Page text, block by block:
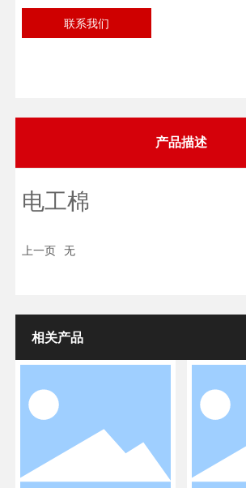
联系我们
产品描述
电工棉
上一页 无
相关产品